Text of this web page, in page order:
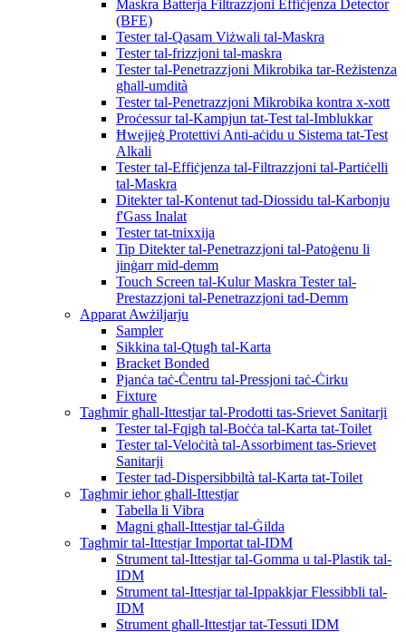
Maskra Batterja Filtrazzjoni Effiċjenza Detector
(BFE)
Tester tal-Qasam Viżwali tal-Maskra
Tester tal-frizzjoni tal-maskra
Tester tal-Penetrazzjoni Mikrobika tar-Reżistenza
għall-umdità
Tester tal-Penetrazzjoni Mikrobika kontra x-xott
Proċessur tal-Kampjun tat-Test tal-Imblukkar
Ħwejjeġ Protettivi Anti-aċidu u Sistema tat-Test
Alkali
Tester tal-Effiċjenza tal-Filtrazzjoni tal-Partiċelli
tal-Maskra
Ditekter tal-Kontenut tad-Diossidu tal-Karbonju
f'Gass Inalat
Tester tat-tnixxija
Tip Ditekter tal-Penetrazzjoni tal-Patoġenu li
jinġarr mid-demm
Touch Screen tal-Kulur Maskra Tester tal-
Prestazzjoni tal-Penetrazzjoni tad-Demm
Apparat Awżiljarju
Sampler
Sikkina tal-Qtugħ tal-Karta
Bracket Bonded
Pjanċa taċ-Ċentru tal-Pressjoni taċ-Ċirku
Fixture
Tagħmir għall-Ittestjar tal-Prodotti tas-Srievet Sanitarji
Tester tal-Fqigħ tal-Boċċa tal-Karta tat-Toilet
Tester tal-Veloċità tal-Assorbiment tas-Srievet
Sanitarji
Tester tad-Dispersibbiltà tal-Karta tat-Toilet
Tagħmir ieħor għall-Ittestjar
Tabella li Vibra
Magni għall-Ittestjar tal-Ġilda
Tagħmir tal-Ittestjar Importat tal-IDM
Strument tal-Ittestjar tal-Gomma u tal-Plastik tal-
IDM
Strument tal-Ittestjar tal-Ippakkjar Flessibbli tal-
IDM
Strument għall-Ittestjar tat-Tessuti IDM